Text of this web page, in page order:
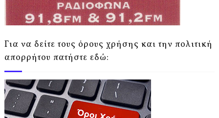
Για να δείτε τους όρους χρήσης και την πολιτική
απορρήτου πατήστε εδώ: